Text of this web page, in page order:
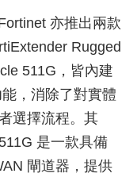
亦推出兩款
Rugged
511G，皆內建
，消除了對實體
選擇流程。其
是一款具備
閘道器，提供